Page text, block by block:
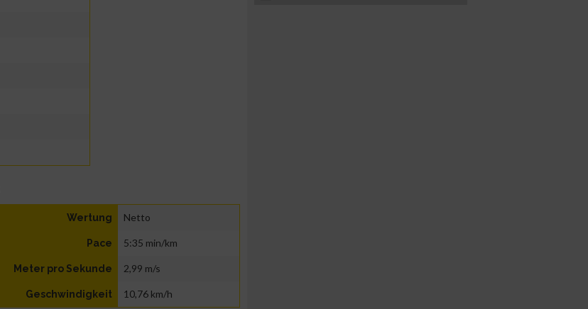
Wertung Netto
Pace 5:35 min/km
Meter pro Sekunde 2,99 m/s
Geschwindigkeit 10,76 km/h